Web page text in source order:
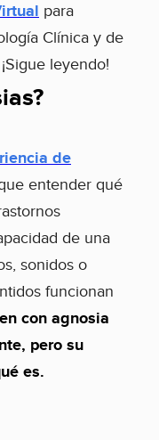
para
Clínica y de
leyendo!
de
entender qué
de una
sonidos o
funcionan
con agnosia
pero su
es.